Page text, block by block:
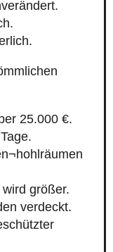
25.000 €.
größer.
verdeckt.